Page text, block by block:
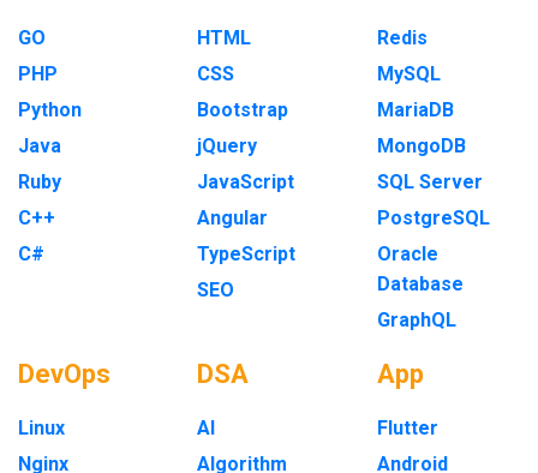
GO
PHP
Python
Java
Ruby
C++
C#
HTML
CSS
Bootstrap
jQuery
JavaScript
Angular
TypeScript
SEO
Redis
MySQL
MariaDB
MongoDB
SQL Server
PostgreSQL
Oracle
Database
GraphQL
DevOps
Linux
Nginx
DSA
AI
Algorithm
App
Flutter
Android